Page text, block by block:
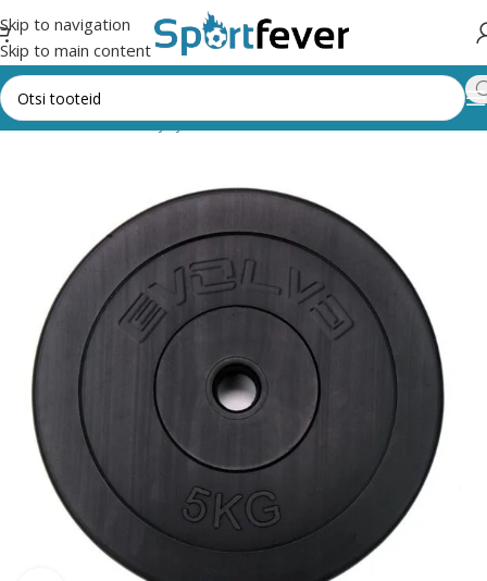
Skip to navigation
Skip to main content
Fitness,trenažöörid ja jõusaal Raskused Raskused ava 30mm